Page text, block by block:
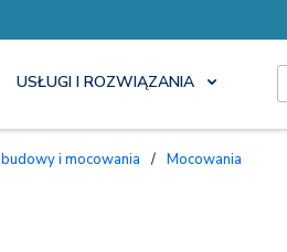
USŁUGI I ROZWIĄZANIA
Obudowy i mocowania / Mocowania